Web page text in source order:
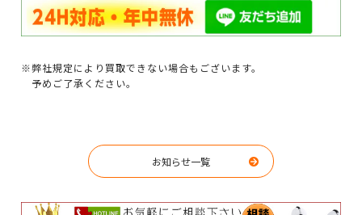
※弊社規定により買取できない場合もございます。
予めご了承ください。
お知らせ一覧